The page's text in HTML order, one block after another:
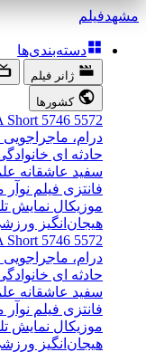
مشهدفیلم
دسته‌بندی‌ها
ژانر فیلم
کشورها
5572
5746
Short
درام، ماجراجویی
حادثه ای
سفید عاشقانه
فانتزی فیلم نوآر
موزیکال نمایش
هیجان‌انگیز
5572
5746
Short
درام، ماجراجویی
حادثه ای
سفید عاشقانه
فانتزی فیلم نوآر
موزیکال نمایش
هیجان‌انگیز